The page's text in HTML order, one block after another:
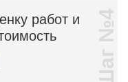
работ и
Шаг №4